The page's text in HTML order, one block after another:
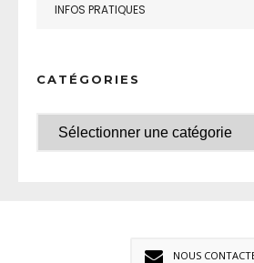
INFOS PRATIQUES
CATÉGORIES
NOUS